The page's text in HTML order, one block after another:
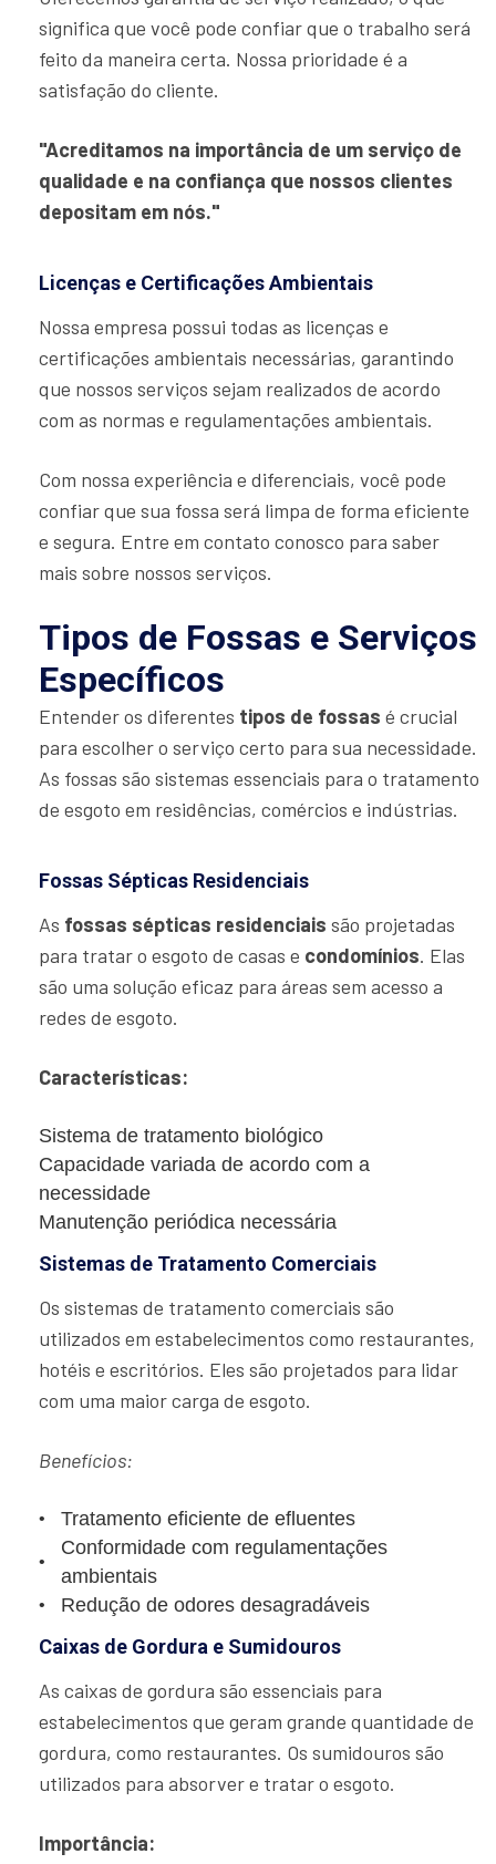
significa que você pode confiar que o trabalho será
feito da maneira certa. Nossa prioridade é a
satisfação do cliente.
"Acreditamos na importância de um serviço de
qualidade e na confiança que nossos clientes
depositam em nós."
Licenças e Certificações Ambientais
Nossa empresa possui todas as licenças e
certificações ambientais necessárias, garantindo
que nossos serviços sejam realizados de acordo
com as normas e regulamentações ambientais.
Com nossa experiência e diferenciais, você pode
confiar que sua fossa será limpa de forma eficiente
e segura. Entre em contato conosco para saber
mais sobre nossos serviços.
Tipos de Fossas e Serviços
Específicos
Entender os diferentes tipos de fossas é crucial
para escolher o serviço certo para sua necessidade.
As fossas são sistemas essenciais para o tratamento
de esgoto em residências, comércios e indústrias.
Fossas Sépticas Residenciais
As fossas sépticas residenciais são projetadas
para tratar o esgoto de casas e condomínios. Elas
são uma solução eficaz para áreas sem acesso a
redes de esgoto.
Características:
Sistema de tratamento biológico
Capacidade variada de acordo com a
necessidade
Manutenção periódica necessária
Sistemas de Tratamento Comerciais
Os sistemas de tratamento comerciais são
utilizados em estabelecimentos como restaurantes,
hotéis e escritórios. Eles são projetados para lidar
com uma maior carga de esgoto.
Benefícios:
Tratamento eficiente de efluentes
Conformidade com regulamentações
ambientais
Redução de odores desagradáveis
Caixas de Gordura e Sumidouros
As caixas de gordura são essenciais para
estabelecimentos que geram grande quantidade de
gordura, como restaurantes. Os sumidouros são
utilizados para absorver e tratar o esgoto.
Importância: